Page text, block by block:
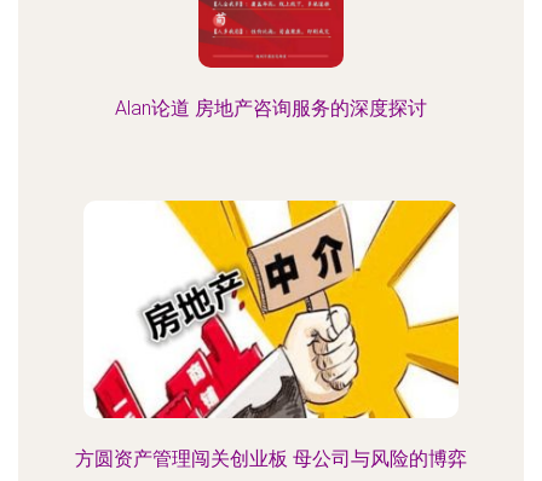
Alan论道 房地产咨询服务的深度探讨
方圆资产管理闯关创业板 母公司与风险的博弈